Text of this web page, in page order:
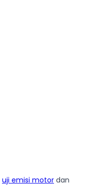
uji emisi motor dan